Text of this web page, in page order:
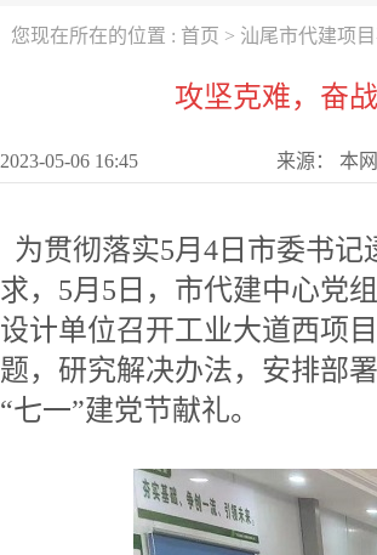
您现在所在的位置 : 首页 > 汕尾市代建项
攻坚克难，奋
2023-05-06 16:45 来源： 本网
为贯彻落实5月4日市委书
求，5月5日，市代建中心党
设计单位召开工业大道西项
题，研究解决办法，安排部
“七一”建党节献礼。